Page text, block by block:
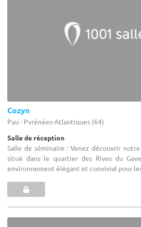
Cozyn
Pau - Pyrénées-Atlantiques (64)
Salle de réception
Salle de séminaire : Venez découvrir
situé dans le quartier des Rives du
environnement élégant et convivial pour les